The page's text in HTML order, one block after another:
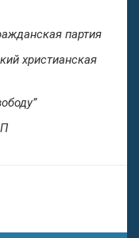
партия
христианская